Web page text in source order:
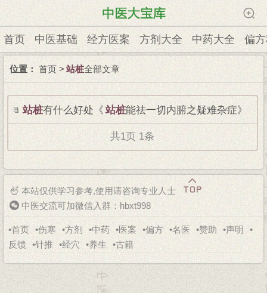
首页 中医基础 经方医案 方剂大全 中药大全 偏
位置： 首页 > 站桩全部文章
站桩有什么好处《 站桩能祛一切内腑之疑难杂症》
共1页 1条
本站仅供学习参考,使用请咨询专业人士
中医交流可加微信入群：hbxt998
•首页 •伤寒 •方剂 •中药 •医案 •偏方 •名医 •赞助 •声明
•
反馈 •针推 •经穴 •养生 •古籍